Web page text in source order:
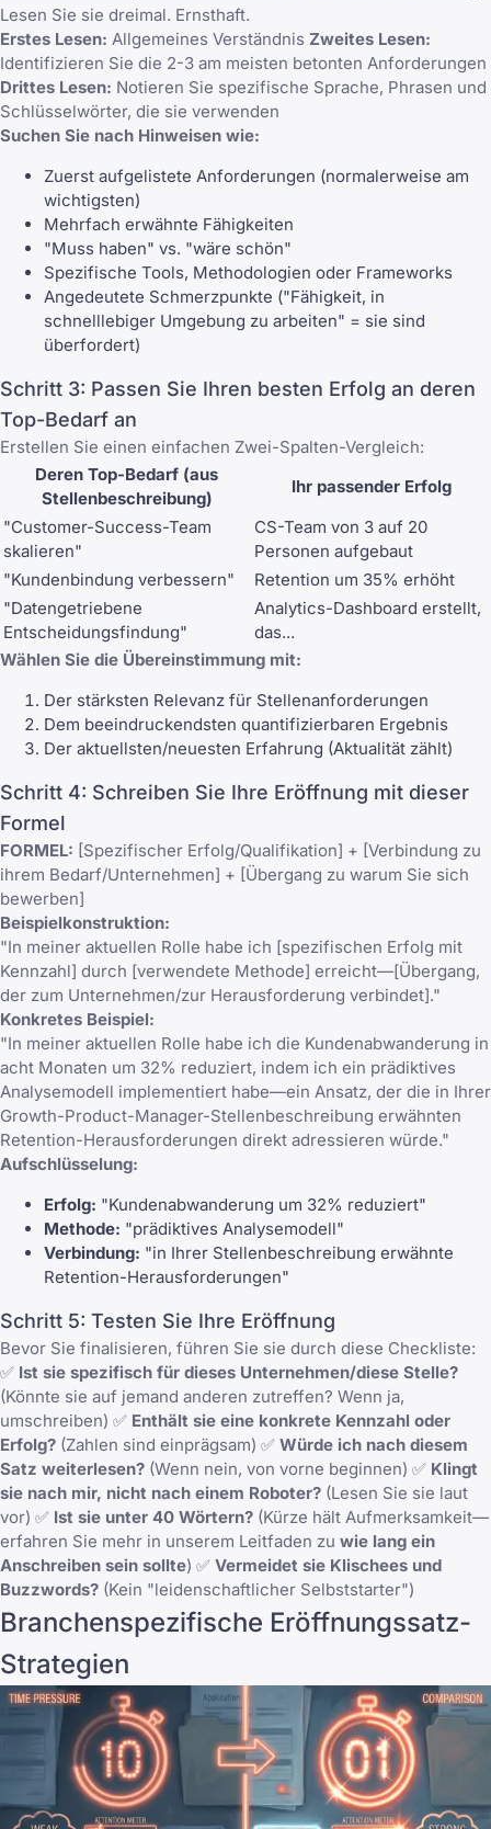
Lesen Sie sie dreimal. Ernsthaft.
Erstes Lesen: Allgemeines Verständnis Zweites Lesen:
Identifizieren Sie die 2-3 am meisten betonten Anforderungen
Drittes Lesen: Notieren Sie spezifische Sprache, Phrasen und
Schlüsselwörter, die sie verwenden
Suchen Sie nach Hinweisen wie:
Zuerst aufgelistete Anforderungen (normalerweise am
wichtigsten)
Mehrfach erwähnte Fähigkeiten
"Muss haben" vs. "wäre schön"
Spezifische Tools, Methodologien oder Frameworks
Angedeutete Schmerzpunkte ("Fähigkeit, in
schnelllebiger Umgebung zu arbeiten" = sie sind
überfordert)
Schritt 3: Passen Sie Ihren besten Erfolg an deren
Top-Bedarf an
Erstellen Sie einen einfachen Zwei-Spalten-Vergleich:
Deren Top-Bedarf (aus
Stellenbeschreibung)
Ihr passender Erfolg
"Customer-Success-Team
skalieren"
CS-Team von 3 auf 20
Personen aufgebaut
"Kundenbindung verbessern"
Retention um 35% erhöht
"Datengetriebene
Entscheidungsfindung"
Analytics-Dashboard erstellt,
das...
Wählen Sie die Übereinstimmung mit:
Der stärksten Relevanz für Stellenanforderungen
Dem beeindruckendsten quantifizierbaren Ergebnis
Der aktuellsten/neuesten Erfahrung (Aktualität zählt)
Schritt 4: Schreiben Sie Ihre Eröffnung mit dieser
Formel
FORMEL: [Spezifischer Erfolg/Qualifikation] + [Verbindung zu
ihrem Bedarf/Unternehmen] + [Übergang zu warum Sie sich
bewerben]
Beispielkonstruktion:
"In meiner aktuellen Rolle habe ich [spezifischen Erfolg mit
Kennzahl] durch [verwendete Methode] erreicht—[Übergang,
der zum Unternehmen/zur Herausforderung verbindet]."
Konkretes Beispiel:
"In meiner aktuellen Rolle habe ich die Kundenabwanderung in
acht Monaten um 32% reduziert, indem ich ein prädiktives
Analysemodell implementiert habe—ein Ansatz, der die in Ihrer
Growth-Product-Manager-Stellenbeschreibung erwähnten
Retention-Herausforderungen direkt adressieren würde."
Aufschlüsselung:
Erfolg: "Kundenabwanderung um 32% reduziert"
Methode: "prädiktives Analysemodell"
Verbindung: "in Ihrer Stellenbeschreibung erwähnte
Retention-Herausforderungen"
Schritt 5: Testen Sie Ihre Eröffnung
Bevor Sie finalisieren, führen Sie sie durch diese Checkliste:
✅ Ist sie spezifisch für dieses Unternehmen/diese Stelle?
(Könnte sie auf jemand anderen zutreffen? Wenn ja,
umschreiben) ✅ Enthält sie eine konkrete Kennzahl oder
Erfolg? (Zahlen sind einprägsam) ✅ Würde ich nach diesem
Satz weiterlesen? (Wenn nein, von vorne beginnen) ✅ Klingt
sie nach mir, nicht nach einem Roboter? (Lesen Sie sie laut
vor) ✅ Ist sie unter 40 Wörtern? (Kürze hält Aufmerksamkeit—
erfahren Sie mehr in unserem Leitfaden zu wie lang ein
Anschreiben sein sollte) ✅ Vermeidet sie Klischees und
Buzzwords? (Kein "leidenschaftlicher Selbststarter")
Branchenspezifische Eröffnungssatz-
Strategien